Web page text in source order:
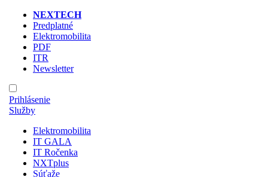
NEXTECH
Predplatné
Elektromobilita
PDF
ITR
Newsletter
Prihlásenie
Služby
Elektromobilita
IT GALA
IT Ročenka
NXTplus
Súťaže